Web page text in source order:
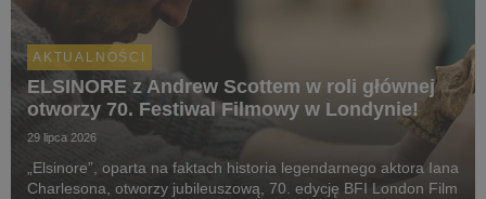
AKTUALNOŚCI
ELSINORE z Andrew Scottem w roli głównej
otworzy 70. Festiwal Filmowy w Londynie!
29 lipca 2026
„Elsinore”, oparta na faktach historia legendarnego aktora Iana
Charlesona, otworzy jubileuszową, 70. edycję BFI London Film